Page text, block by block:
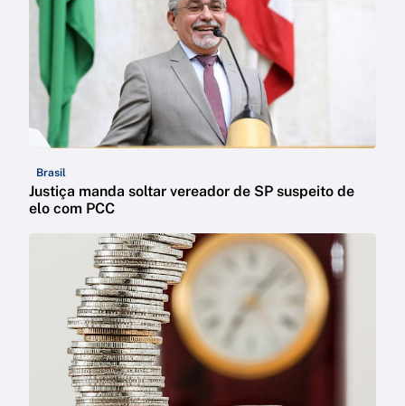
Brasil
Justiça manda soltar vereador de SP suspeito de
elo com PCC